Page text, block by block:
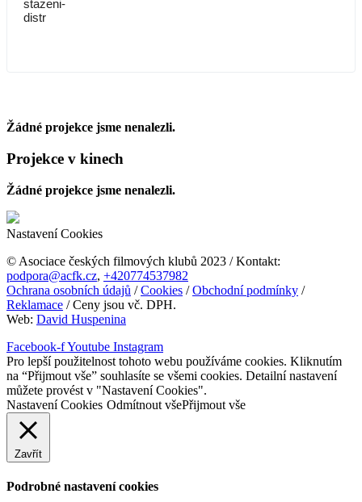
Žádné projekce jsme nenalezli.
Projekce v kinech
Žádné projekce jsme nenalezli.
Nastavení Cookies
© Asociace českých filmových klubů 2023 / Kontakt:
podpora@acfk.cz, +420774537982
Ochrana osobních údajů /Cookies /Obchodní podmínky /
Reklamace / Ceny jsou vč. DPH.
Web: David Huspenina
Facebook-fYoutube Instagram
Pro lepší použitelnost tohoto webu používáme cookies. Kliknutím
na “Přijmout vše” souhlasíte se všemi cookies. Detailní nastavení
můžete provést v "Nastavení Cookies".
Nastavení Cookies Odmítnout všePřijmout vše
Zavřít
Podrobné nastavení cookies